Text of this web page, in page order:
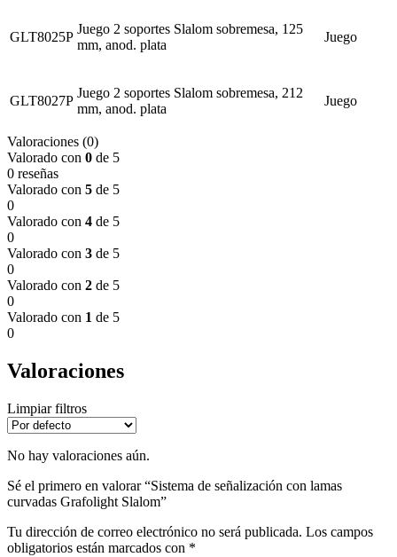
GLT8025P
Juego 2 soportes Slalom sobremesa, 125
mm, anod. plata
Juego
GLT8027P
Juego 2 soportes Slalom sobremesa, 212
mm, anod. plata
Juego
Valoraciones (0)
Valorado con 0 de 5
0 reseñas
Valorado con 5 de 5
0
Valorado con 4 de 5
0
Valorado con 3 de 5
0
Valorado con 2 de 5
0
Valorado con 1 de 5
0
Valoraciones
Limpiar filtros
No hay valoraciones aún.
Sé el primero en valorar “Sistema de señalización con lamas
curvadas Grafolight Slalom”
Tu dirección de correo electrónico no será publicada. Los campos
obligatorios están marcados con *